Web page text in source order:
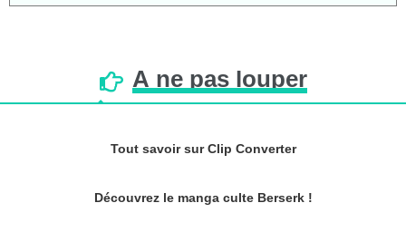
À ne pas louper
Tout savoir sur Clip Converter
Découvrez le manga culte Berserk !